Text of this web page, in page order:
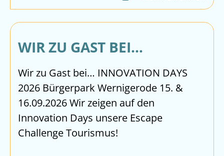
WIR ZU GAST BEI…
Wir zu Gast bei… INNOVATION DAYS
2026 Bürgerpark Wernigerode 15. &
16.09.2026 Wir zeigen auf den
Innovation Days unsere Escape
Challenge Tourismus!